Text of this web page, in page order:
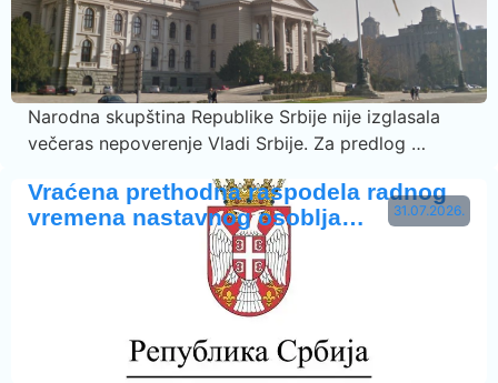
Narodna skupština Republike Srbije nije izglasala
večeras nepoverenje Vladi Srbije. Za predlog …
31.07.2026.
Vraćena prethodna raspodela radnog
vremena nastavnog osoblja…